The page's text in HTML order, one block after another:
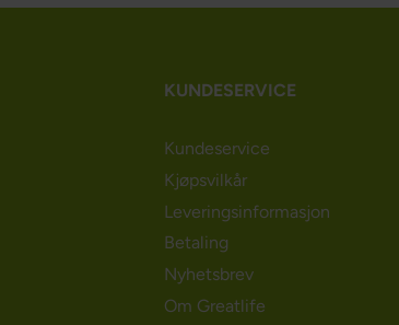
KUNDESERVICE
Kundeservice
Kjøpsvilkår
Leveringsinformasjon
Betaling
Nyhetsbrev
Om Greatlife